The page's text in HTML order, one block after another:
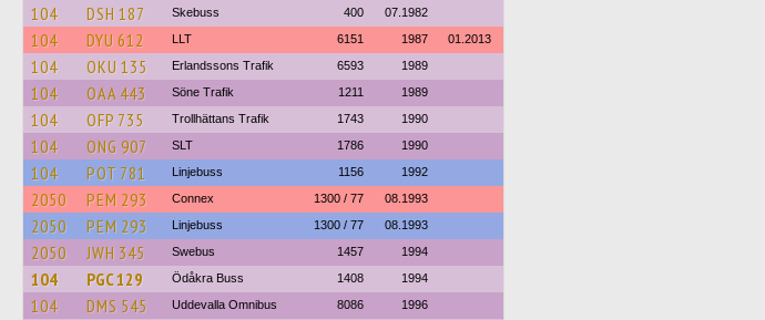
104 DSH 187 Skebuss 400 07.1982
104 DYU 612 LLT 6151 1987 01.2013
104 OKU 135 Erlandssons Trafik 6593 1989
104 OAA 443 Söne Trafik 1211 1989
104 OFP 735 Trollhättans Trafik 1743 1990
104 ONG 907 SLT 1786 1990
104 POT 781 Linjebuss 1156 1992
2050 PEM 293 Connex 1300 / 77 08.1993
2050 PEM 293 Linjebuss 1300 / 77 08.1993
2050 JWH 345 Swebus 1457 1994
104 PGC 129 Ödåkra Buss 1408 1994
104 DMS 545 Uddevalla Omnibus 8086 1996